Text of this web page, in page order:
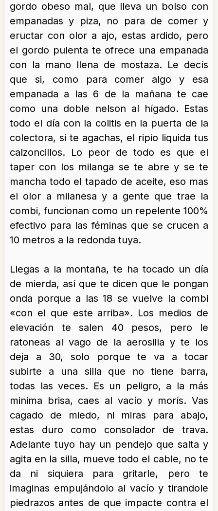
gordo obeso mal, que lleva un bolso con
empanadas y piza, no para de comer y
eructar con olor a ajo, estas ardido, pero
el gordo pulenta te ofrece una empanada
con la mano llena de mostaza. Le decís
que si, como para comer algo y esa
empanada a las 6 de la mañana te cae
como una doble nelson al hígado. Estas
todo el día con la colitis en la puerta de la
colectora, si te agachas, el ripio liquida tus
calzoncillos. Lo peor de todo es que el
taper con los milanga se te abre y se te
mancha todo el tapado de aceite, eso mas
el olor a milanesa y a gente que trae la
combi, funcionan como un repelente 100%
efectivo para las féminas que se crucen a
10 metros a la redonda tuya.
Llegas a la montaña, te ha tocado un día
de mierda, así que te dicen que le pongan
onda porque a las 18 se vuelve la combi
«con el que este arriba». Los medios de
elevación te salen 40 pesos, pero le
ratoneas al vago de la aerosilla y te los
deja a 30, solo porque te va a tocar
subirte a una silla que no tiene barra,
todas las veces. Es un peligro, a la más
minima brisa, caes al vacío y morís. Vas
cagado de miedo, ni miras para abajo,
estas duro como consolador de trava.
Adelante tuyo hay un pendejo que salta y
agita en la silla, mueve todo el cable, no te
da ni siquiera para gritarle, pero te
imaginas empujándolo al vacío y tirandole
piedrazos antes de que impacte contra el